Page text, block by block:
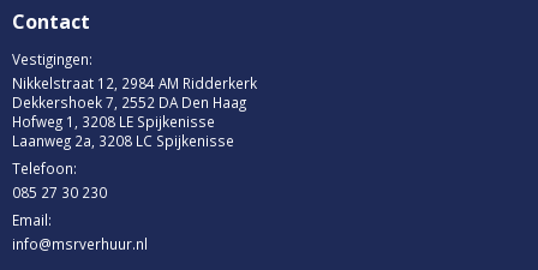
Contact
Vestigingen:
Nikkelstraat 12, 2984 AM Ridderkerk
Dekkershoek 7, 2552 DA Den Haag
Hofweg 1, 3208 LE Spijkenisse
Laanweg 2a, 3208 LC Spijkenisse
Telefoon:
085 27 30 230
Email:
info@msrverhuur.nl